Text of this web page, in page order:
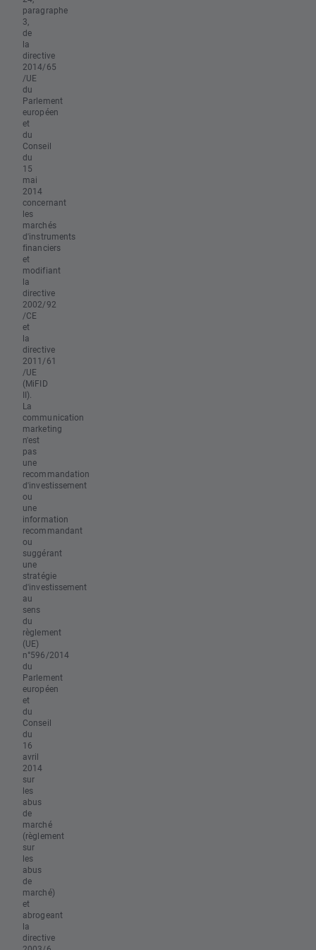
paragraphe
3,
de
la
directive
2014/65
/UE
du
Parlement
européen
et
du
Conseil
du
15
mai
2014
concernant
les
marchés
d'instruments
financiers
et
modifiant
la
directive
2002/92
/CE
et
la
directive
2011/61
/UE
(MiFID
II).
La
communication
marketing
n'est
pas
une
recommandation
d'investissement
ou
une
information
recommandant
ou
suggérant
une
stratégie
d'investissement
au
sens
du
règlement
(UE)
n°596/2014
du
Parlement
européen
et
du
Conseil
du
16
avril
2014
sur
les
abus
de
marché
(règlement
sur
les
abus
de
marché)
et
abrogeant
la
directive